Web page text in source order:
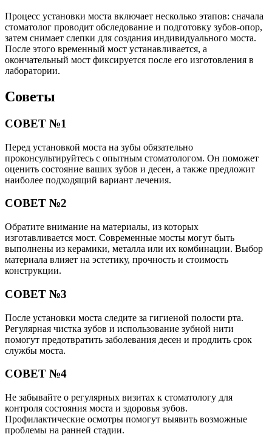
Процесс установки моста включает несколько этапов: сначала
стоматолог проводит обследование и подготовку зубов-опор,
затем снимает слепки для создания индивидуального моста.
После этого временный мост устанавливается, а
окончательный мост фиксируется после его изготовления в
лаборатории.
Советы
СОВЕТ №1
Перед установкой моста на зубы обязательно
проконсультируйтесь с опытным стоматологом. Он поможет
оценить состояние ваших зубов и десен, а также предложит
наиболее подходящий вариант лечения.
СОВЕТ №2
Обратите внимание на материалы, из которых
изготавливается мост. Современные мосты могут быть
выполнены из керамики, металла или их комбинации. Выбор
материала влияет на эстетику, прочность и стоимость
конструкции.
СОВЕТ №3
После установки моста следите за гигиеной полости рта.
Регулярная чистка зубов и использование зубной нити
помогут предотвратить заболевания десен и продлить срок
службы моста.
СОВЕТ №4
Не забывайте о регулярных визитах к стоматологу для
контроля состояния моста и здоровья зубов.
Профилактические осмотры помогут выявить возможные
проблемы на ранней стадии.